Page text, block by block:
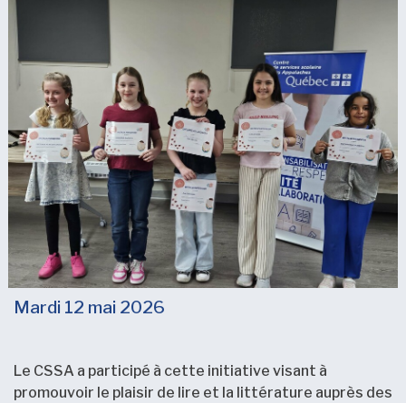
Mardi 12 mai 2026
Le CSSA a participé à cette initiative visant à
promouvoir le plaisir de lire et la littérature auprès des